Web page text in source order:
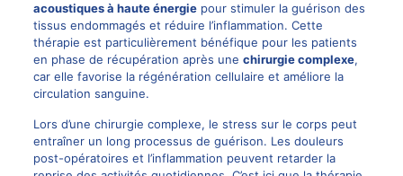
acoustiques à haute énergiepour stimuler la guérison des
tissus endommagés et réduire l’inflammation. Cette
thérapie est particulièrement bénéfique pour les patients
en phase de récupération après une chirurgie complexe,
car elle favorise la régénération cellulaire et améliore la
circulation sanguine.
Lors d’une chirurgie complexe, le stress sur le corps peut
entraîner un long processus de guérison. Les douleurs
post-opératoires et l’inflammation peuvent retarder la